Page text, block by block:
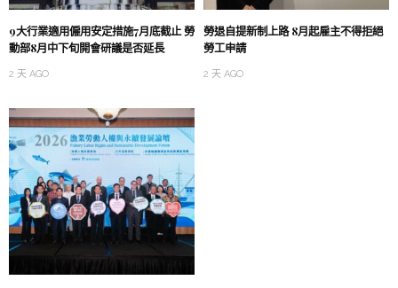
9大行業適用僱用安定措施7月底截止 勞
動部8月中下旬開會研議是否延長
2 天 AGO
勞退自提新制上路 8月起雇主不得拒絕
勞工申請
2 天 AGO